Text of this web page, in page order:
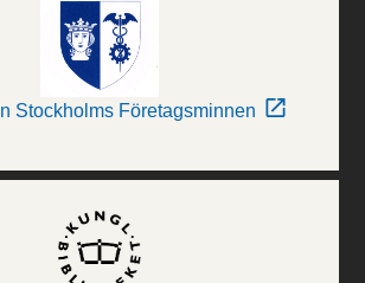
Stockholms Företagsminnen